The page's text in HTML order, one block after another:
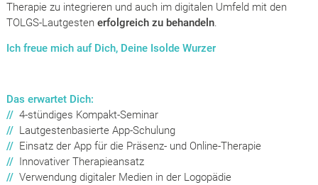
Therapie zu integrieren und auch im digitalen Umfeld mit den
TOLGS-Lautgesten erfolgreich zu behandeln.
Ich freue mich auf Dich, Deine Isolde Wurzer
Das erwartet Dich:
// 4-stündiges Kompakt-Seminar
// Lautgestenbasierte App-Schulung
// Einsatz der App für die Präsenz- und Online-Therapie
// Innovativer Therapieansatz
// Verwendung digitaler Medien in der Logopädie